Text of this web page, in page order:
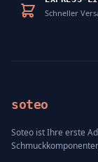
Schneller
soteo
Soteo ist Ihre erste